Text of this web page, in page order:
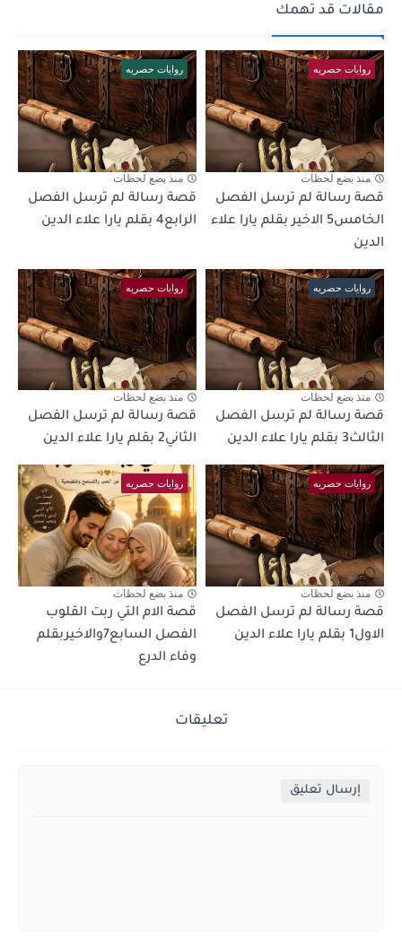
مقالات قد تهمك
روايات حصريه
منذ بضع لحظات
قصة رسالة لم ترسل الفصل
الخامس5 الاخير بقلم يارا علاء
الدين
روايات حصريه
منذ بضع لحظات
قصة رسالة لم ترسل الفصل
الرابع4 بقلم يارا علاء الدين
روايات حصريه
منذ بضع لحظات
قصة رسالة لم ترسل الفصل
الثالث3 بقلم يارا علاء الدين
روايات حصريه
منذ بضع لحظات
قصة رسالة لم ترسل الفصل
الثاني2 بقلم يارا علاء الدين
روايات حصريه
منذ بضع لحظات
قصة رسالة لم ترسل الفصل
الاول1 بقلم يارا علاء الدين
روايات حصريه
منذ بضع لحظات
قصة الام التي ربت القلوب
الفصل السابع7والاخيربقلم
وفاء الدرع
تعليقات
إرسال تعليق